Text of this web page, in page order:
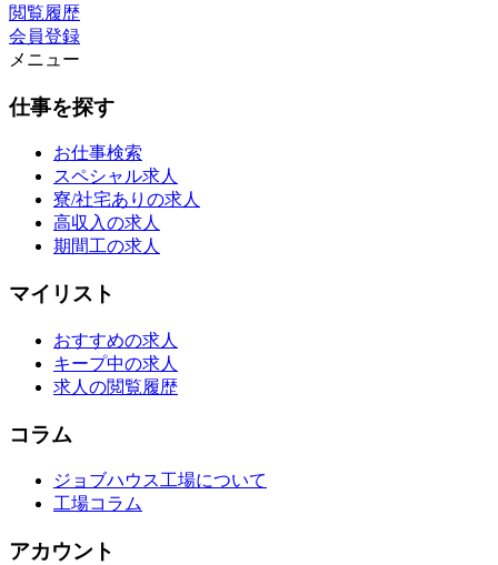
閲覧履歴
会員登録
メニュー
仕事を探す
お仕事検索
スペシャル求人
寮/社宅ありの求人
高収入の求人
期間工の求人
マイリスト
おすすめの求人
キープ中の求人
求人の閲覧履歴
コラム
ジョブハウス工場について
工場コラム
アカウント